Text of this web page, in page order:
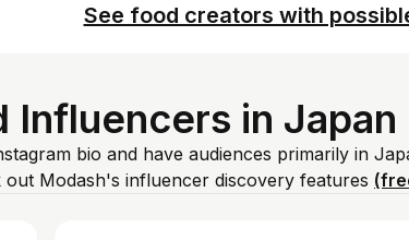
See food creators with
in Japan
bio and have audiences primarily in
Modash's influencer discovery features